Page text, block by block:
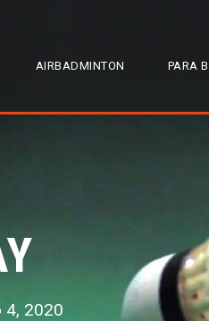
AIRBADMINTON PARA
4, 2020